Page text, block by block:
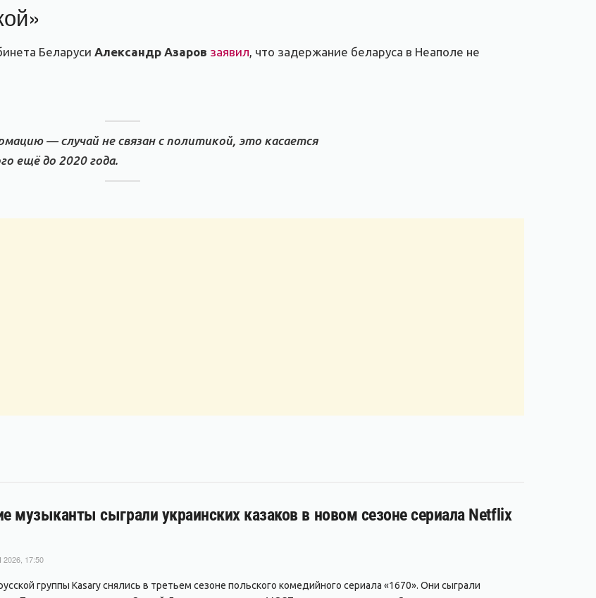
Беларуси Александр Азаров заявил, что задержание беларуса в Неаполе не
— случай не связан с политикой, это касается
ещё до 2020 года.
музыканты сыграли украинских казаков в новом сезоне сериала Netflix
17:50
группы Kasary снялись в третьем сезоне польского комедийного сериала «1670». Они сыграли